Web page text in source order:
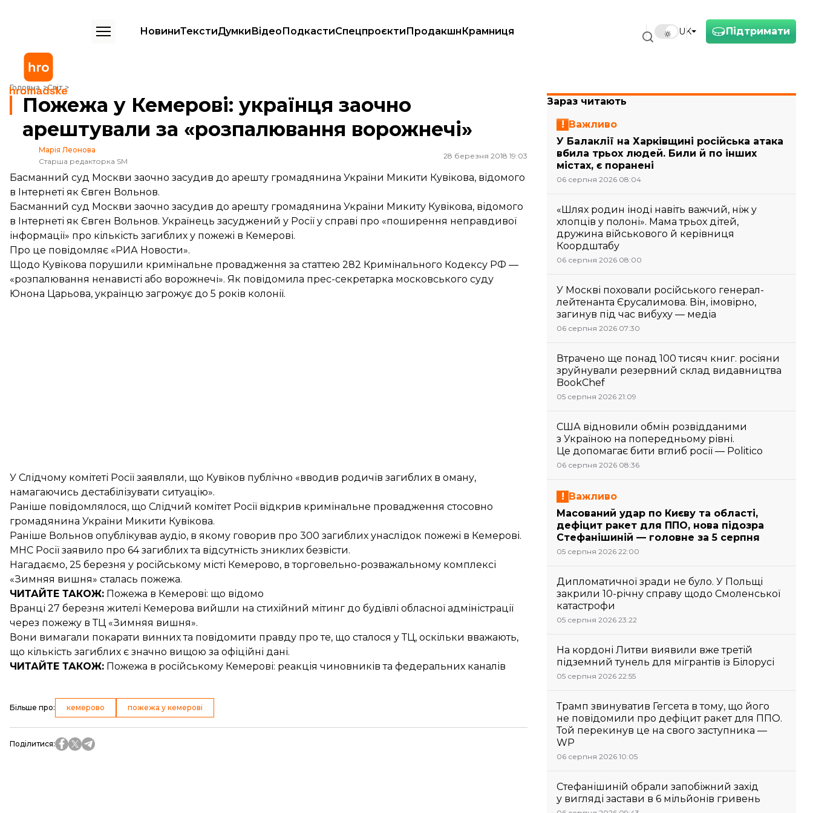
Підтримати
UK
НовиниТекстиДумкиВідеоПодкастиСпецпроєктиПродакшнКрамниця
Головна Світ
Пожежа у Кемерові: українця заочно арештували за «розпалювання ворожнечі»
Пожежа у Кемерові: українця заочно
арештували за «розпалювання ворожнечі»
Марія Леонова
Старша редакторка SM
28 березня 2018 19:03
Басманний суд Москви заочно засудив до арешту громадянина України Микити Кувікова, відомого
в Інтернеті як Євген Вольнов.
Басманний суд Москви заочно засудив до арешту громадянина України Микиту Кувікова, відомого
в Інтернеті як Євген Вольнов. Українець засуджений у Росії у справі про «поширення неправдивої
інформації» про кількість загиблих у пожежі в Кемерові.
Про це повідомляє «РИА Новости».
Щодо Кувікова порушили кримінальне провадження за статтею 282 Кримінального Кодексу РФ —
«розпалювання ненависті або ворожнечі». Як повідомила прес-секретарка московського суду
Юнона Царьова, українцю загрожує до 5 років колонії.
У Слідчому комітеті Росії заявляли, що Кувіков публічно «вводив родичів загиблих в оману,
намагаючись дестабілізувати ситуацію».
Раніше повідомлялося, що Слідчий комітет Росії відкрив кримінальне провадження стосовно
громадянина України Микити Кувікова.
Раніше Вольнов опублікував аудіо, в якому говорив про 300 загиблих унаслідок пожежі в Кемерові.
МНС Росії заявило про 64 загиблихта відсутність зниклих безвісти.
Нагадаємо, 25 березня у російському місті Кемерово, в торговельно-розважальному комплексі
«Зимняя вишня» сталась пожежа.
ЧИТАЙТЕ ТАКОЖ: Пожежа в Кемерові: що відомо
Вранці 27 березня жителі Кемерова вийшли на стихійний мітинг до будівлі обласної адміністрації
через пожежу в ТЦ «Зимняя вишня».
Вони вимагали покарати винних та повідомити правду про те, що сталося у ТЦ, оскільки вважають,
що кількість загиблих є значно вищою за офіційні дані.
ЧИТАЙТЕ ТАКОЖ: Пожежа в російському Кемерові: реакція чиновників та федеральних каналів
Більше про: кемерово пожежа у кемерові
Поділитися:
Зараз читають
Важливо
У Балаклії на Харківщині російська атака
вбила трьох людей. Били й по інших
містах, є поранені
06 серпня 2026 08:04
«Шлях родин іноді навіть важчий, ніж у
хлопців у полоні». Мама трьох дітей,
дружина військового й керівниця
Коордштабу
06 серпня 2026 08:00
У Москві поховали російського генерал-
лейтенанта Єрусалимова. Він, імовірно,
загинув під час вибуху — медіа
06 серпня 2026 07:30
Втрачено ще понад 100 тисяч книг. росіяни
зруйнували резервний склад видавництва
BookChef
05 серпня 2026 21:09
США відновили обмін розвідданими
з Україною на попередньому рівні.
Це допомагає бити вглиб росії — Politico
06 серпня 2026 08:36
Важливо
Масований удар по Києву та області,
дефіцит ракет для ППО, нова підозра
Стефанішиній — головне за 5 серпня
05 серпня 2026 22:00
Дипломатичної зради не було. У Польщі
закрили 10-річну справу щодо Смоленської
катастрофи
05 серпня 2026 23:22
На кордоні Литви виявили вже третій
підземний тунель для мігрантів із Білорусі
05 серпня 2026 22:55
Трамп звинуватив Гегсета в тому, що його
не повідомили про дефіцит ракет для ППО.
Той перекинув це на свого заступника —
WP
06 серпня 2026 10:05
Стефанішиній обрали запобіжний захід
у вигляді застави в 6 мільйонів гривень